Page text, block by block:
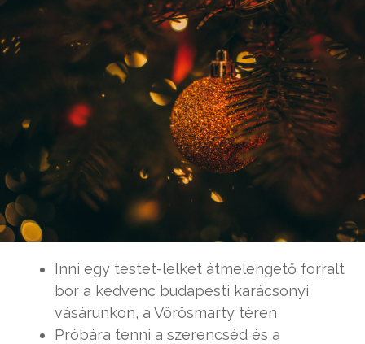
Inni egy testet-lelket átmelengető forralt
bor a kedvenc budapesti karácsonyi
vásárunkon, a Vörösmarty téren
Próbára tenni a szerencséd és a